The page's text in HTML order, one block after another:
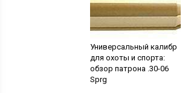
Универсальный калибр
для охоты и спорта:
обзор патрона .30-06
Sprg